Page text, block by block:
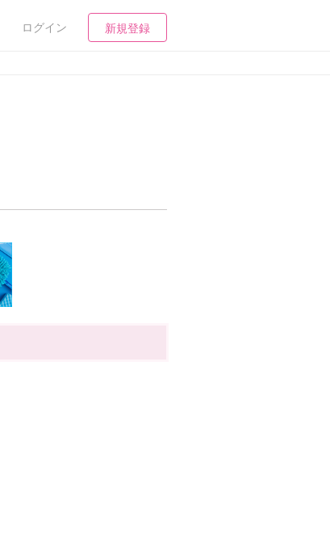
ログイン 新規登録